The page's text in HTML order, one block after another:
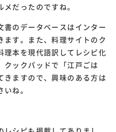
だったのですね。
書のデータベースはインター
ます。また、料理サイトのク
理本を現代語訳してレシピ化
クックパッドで「江戸ごは
きますので、興味のある方は
ね。